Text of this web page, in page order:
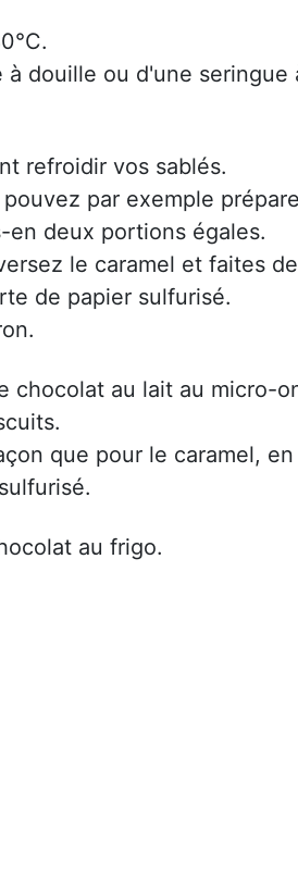
douille ou d'une seringue
refroidir vos sablés.
par exemple
deux portions égales.
le caramel et faites
de papier sulfurisé.
chocolat au lait au micro-
que pour le caramel,
au frigo.